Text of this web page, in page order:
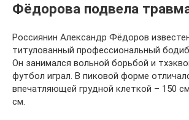
Фёдорова подвела
Россиянин Александр Фёдоров
титулованный профессиональный
Он занимался вольной борьбой и
футбол играл. В пиковой форме
впечатляющей грудной клеткой – 150
см.